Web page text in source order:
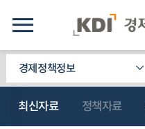
경제정책정보
최신자료 정책자료